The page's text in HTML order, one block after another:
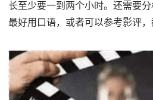
长至少要一到两个小时。还需要分
最好用口语，或者可以参考影评，